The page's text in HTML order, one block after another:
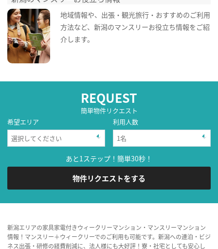
地域情報や、出張・観光旅行・おすすめのご利用
方法など、新潟のマンスリーお役立ち情報をご紹
介します。
REQUEST
簡単物件リクエスト
希望エリア
利用人数
あと1ステップ！簡単30秒！
物件リクエストをする
新潟エリアの家具家電付きウィークリーマンション・マンスリーマンション
情報！マンスリー＋ウィークリーでのご利用も可能です。新潟への連泊・ビジ
ネス出張・研修の経費削減に、法人様にも大好評！寮・社宅としても安心し